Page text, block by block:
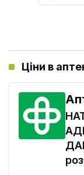
Ціни в